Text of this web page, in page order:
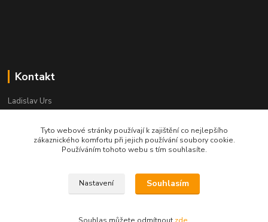
Kontakt
Ladislav Urs
+420 603 996 859
Po - Pá 9:00 - 12:00 13:00 - 17:00
bego-bohemia@begonie.cz
© bego-bohemia2021
Tyto webové stránky používají k zajištění co nejlepšího
zákaznického komfortu při jejich používání soubory cookie.
Používáním tohoto webu s tím souhlasíte.
Nastavení Souhlasím